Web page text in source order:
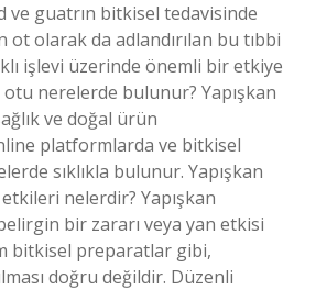
ve guatrın bitkisel tedavisinde
ot olarak da adlandırılan bu tıbbi
işlevi üzerinde önemli bir etkiye
nerelerde bulunur? Yapışkan
ve doğal ürün
platformlarda ve bitkisel
sıklıkla bulunur. Yapışkan
nelerdir? Yapışkan
bir zararı veya yan etkisi
bitkisel preparatlar gibi,
doğru değildir. Düzenli